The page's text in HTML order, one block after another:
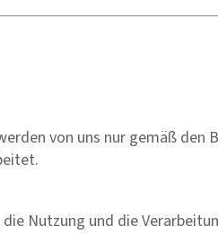
von uns nur gemäß den
Nutzung und die